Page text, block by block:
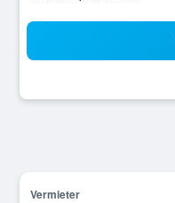
Vermieter